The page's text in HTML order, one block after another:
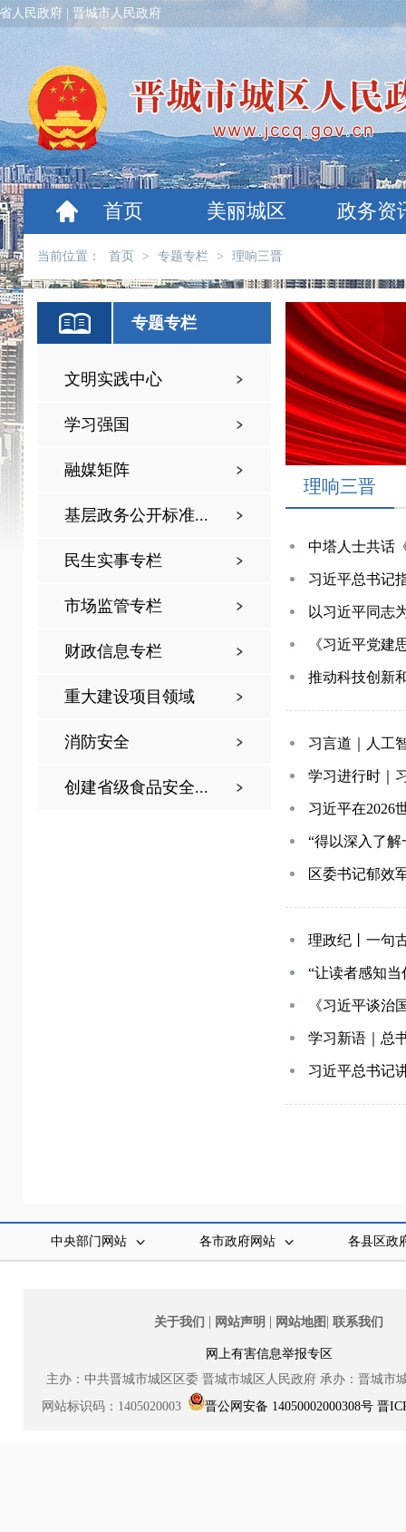
人民政府 晋城市人民政府
首页 美丽城区 政务资
当前位置： 首页 > 专题专栏 > 理响三晋
专题专栏
文明实践中心
学习强国
融媒矩阵
基层政务公开标准...
民生实事专栏
市场监管专栏
财政信息专栏
重大建设项目领域
消防安全
创建省级食品安全...
理响三晋
中塔人士共话
习近平总书记
以习近平同志
《习近平党建
推动科技创新
习言道｜人工
学习进行时｜
习近平在2026
“得以深入了
区委书记郁效
理政纪丨一句
“让读者感知
《习近平谈治
学习新语｜总
习近平总书记
中央部门网站 各市政府网站 各县区政
关于我们 | 网站声明 | 网站地图 | 联系我们
网上有害信息举报专区
主办：中共晋城市城区区委 晋城市城区人民政府 承办：晋城市
网站标识码：1405020003
晋公网安备 14050002000308号 晋